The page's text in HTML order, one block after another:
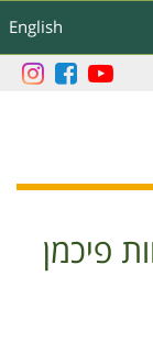
English
פיכמן